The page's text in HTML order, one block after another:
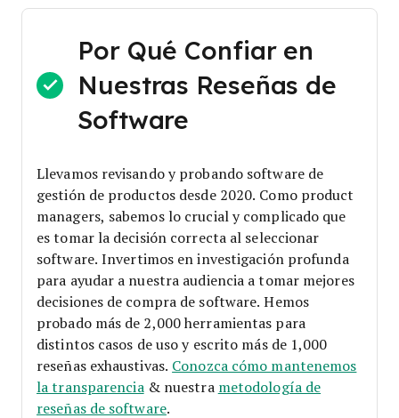
Por Qué Confiar en
Nuestras Reseñas de
Software
Llevamos revisando y probando software de
gestión de productos desde 2020. Como product
managers, sabemos lo crucial y complicado que
es tomar la decisión correcta al seleccionar
software. Invertimos en investigación profunda
para ayudar a nuestra audiencia a tomar mejores
decisiones de compra de software. Hemos
probado más de 2,000 herramientas para
distintos casos de uso y escrito más de 1,000
reseñas exhaustivas. Conozca cómo mantenemos
la transparencia & nuestra metodología de
reseñas de software.